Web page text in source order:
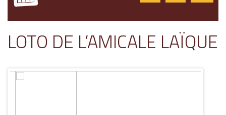
LOTO DE L’AMICALE LAÏQUE